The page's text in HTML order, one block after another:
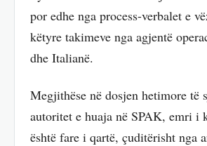
por edhe nga process-verbalet e
këtyre takimeve nga agjentë
dhe Italianë.
Megjithëse në dosjen hetimore të
autoritet e huaja në SPAK, emri i
është fare i qartë, çuditërisht nga